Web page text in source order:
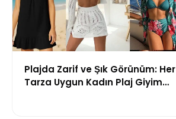
Plajda Zarif ve Şık Görünüm: Her
Tarza Uygun Kadın Plaj Giyim